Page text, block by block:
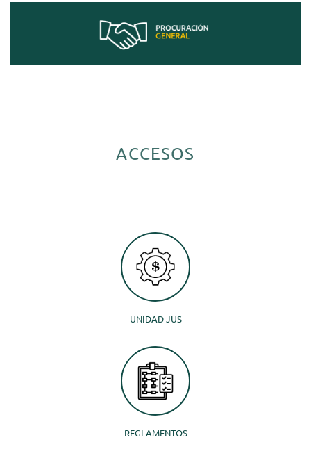
ACCESOS
UNIDAD JUS
REGLAMENTOS